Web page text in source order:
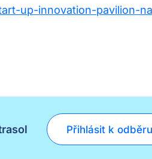
up-innovation-pavilion-
Přihlásit k odběru